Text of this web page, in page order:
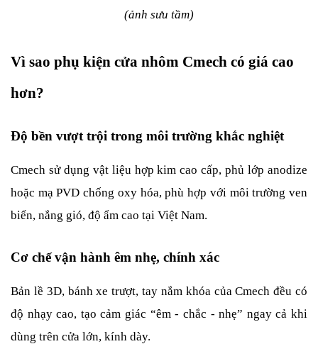
(ảnh sưu tầm)
Vì sao phụ kiện cửa nhôm Cmech có giá cao
hơn?
Độ bền vượt trội trong môi trường khắc nghiệt
Cmech sử dụng vật liệu hợp kim cao cấp, phủ lớp anodize
hoặc mạ PVD chống oxy hóa, phù hợp với môi trường ven
biển, nắng gió, độ ẩm cao tại Việt Nam.
Cơ chế vận hành êm nhẹ, chính xác
Bản lề 3D, bánh xe trượt, tay nắm khóa của Cmech đều có
độ nhạy cao, tạo cảm giác “êm - chắc - nhẹ” ngay cả khi
dùng trên cửa lớn, kính dày.